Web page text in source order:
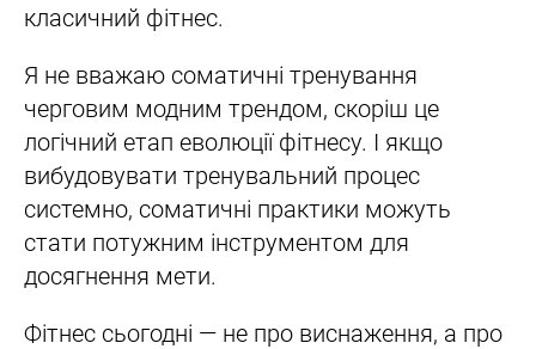
класичний фітнес.
Я не вважаю соматичні тренування
черговим модним трендом, скоріш це
логічний етап еволюції фітнесу. І якщо
вибудовувати тренувальний процес
системно, соматичні практики можуть
стати потужним інструментом для
досягнення мети.
Фітнес сьогодні — не про виснаження, а про